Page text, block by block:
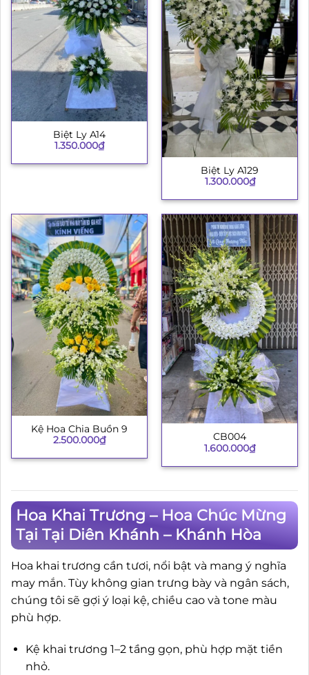
Biệt Ly A14
1.350.000₫
Biệt Ly A129
1.300.000₫
Kệ Hoa Chia Buồn 9
2.500.000₫
CB004
1.600.000₫
Hoa Khai Trương – Hoa Chúc Mừng
Tại Tại Diên Khánh – Khánh Hòa
Hoa khai trương cần tươi, nổi bật và mang ý nghĩa
may mắn. Tùy không gian trưng bày và ngân sách,
chúng tôi sẽ gợi ý loại kệ, chiều cao và tone màu
phù hợp.
Kệ khai trương 1–2 tầng gọn, phù hợp mặt tiền
nhỏ.